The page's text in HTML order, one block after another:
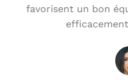
favorisent un bon